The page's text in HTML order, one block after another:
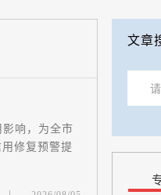
响，为全市
修复预警提
文章